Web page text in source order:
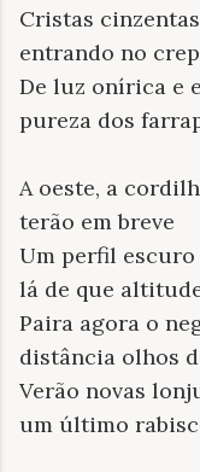
Cristas
entrando no
De luz onírica e
pureza dos
A oeste, a
terão em breve
Um perfil escuro
lá de que
Paira agora o
distância olhos
Verão novas
um último